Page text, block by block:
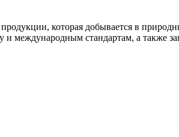
которая добывается в
международным стандартам, а также